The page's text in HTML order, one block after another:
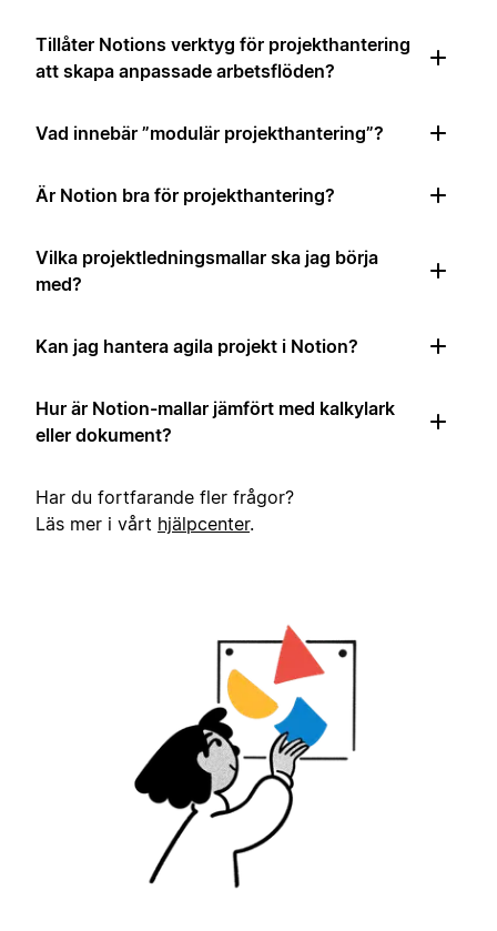
Tillåter Notions verktyg för projekthantering
att skapa anpassade arbetsflöden?
Vad innebär ”modulär projekthantering”?
Är Notion bra för projekthantering?
Vilka projektledningsmallar ska jag börja
med?
Kan jag hantera agila projekt i Notion?
Hur är Notion-mallar jämfört med kalkylark
eller dokument?
Har du fortfarande fler frågor?
Läs mer i vårt hjälpcenter.